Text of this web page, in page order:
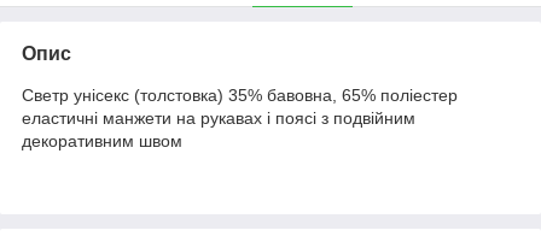
Опис
Светр унісекс (толстовка) 35% бавовна, 65% поліестер
еластичні манжети на рукавах і поясі з подвійним
декоративним швом